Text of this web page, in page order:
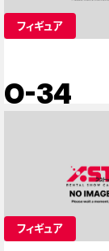
フィギュア
O-34
フィギュア